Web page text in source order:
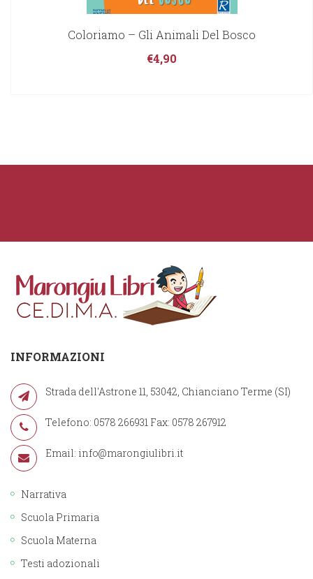
Coloriamo – Gli Animali Del Bosco
€4,90
INFORMAZIONI
Strada dell'Astrone 11, 53042, Chianciano Terme (SI)
Telefono: 0578 266931 Fax: 0578 267912
Email: info@marongiulibri.it
Narrativa
Scuola Primaria
Scuola Materna
Testi adozionali